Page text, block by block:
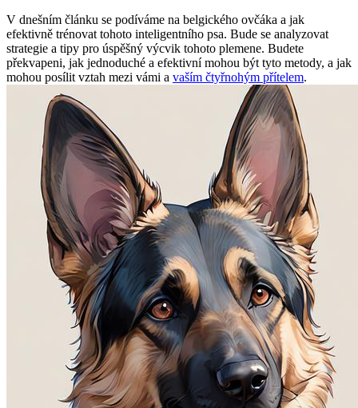
V dnešním článku se podíváme na belgického ovčáka a jak
efektivně trénovat tohoto inteligentního psa. Bude se analyzovat
strategie a tipy pro úspěšný výcvik tohoto plemene. Budete
překvapeni, jak jednoduché a efektivní mohou být tyto metody, a jak
mohou posílit vztah mezi vámi a vaším čtyřnohým přítelem.